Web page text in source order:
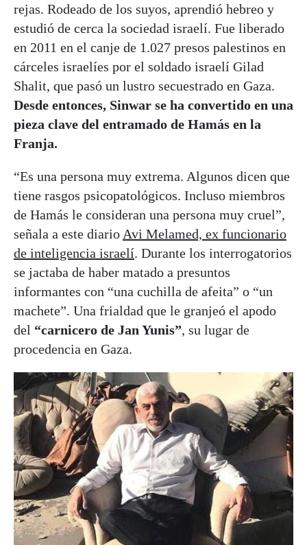
rejas. Rodeado de los suyos, aprendió hebreo y
estudió de cerca la sociedad israelí. Fue liberado
en 2011 en el canje de 1.027 presos palestinos en
cárceles israelíes por el soldado israelí Gilad
Shalit, que pasó un lustro secuestrado en Gaza.
Desde entonces, Sinwar se ha convertido en una
pieza clave del entramado de Hamás en la
Franja.
“Es una persona muy extrema. Algunos dicen que
tiene rasgos psicopatológicos. Incluso miembros
de Hamás le consideran una persona muy cruel”,
señala a este diario Avi Melamed, ex funcionario
de inteligencia israelí. Durante los interrogatorios
se jactaba de haber matado a presuntos
informantes con “una cuchilla de afeita” o “un
machete”. Una frialdad que le granjeó el apodo
del “carnicero de Jan Yunis”, su lugar de
procedencia en Gaza.